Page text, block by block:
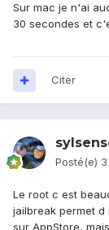
Sur mac je n'ai
30 secondes et
Citer
Posté(e)
Le root c est
jailbreak permet
sur AppStore,